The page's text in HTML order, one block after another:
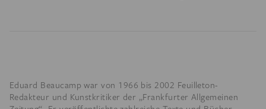
Eduard Beaucamp war von 1966 bis 2002 Feuilleton-
Redakteur und Kunstkritiker der „Frankfurter Allgemeinen